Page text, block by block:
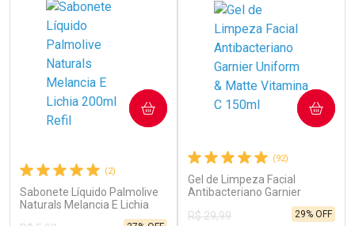
Ver Desconto Convênio
(2)
Sabonete Líquido Palmolive
Naturals Melancia E Lichia
COMPRAR
(92)
Gel de Limpeza Facial
Antibacteriano Garnier
Uniform & Matte Vitamina C
150ml
R$ 29,99
29% OFF
COMPRAR